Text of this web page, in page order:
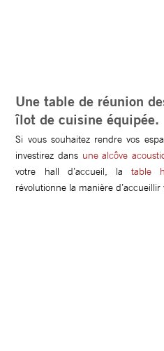
Une table de réunion
îlot de cuisine équipée.
Si vous souhaitez rendre vos
investirez dans une alcôve
votre hall d’accueil, la table
révolutionne la manière